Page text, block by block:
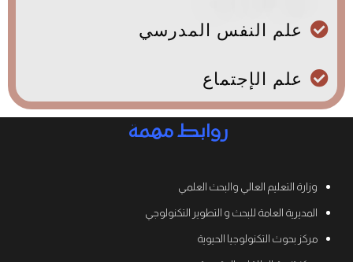
علم النفس المدرسي
علم الإجتماع
روابط مهمة
وزارة التعليم العالي والبحث العلمي
المديرية العامة للبحث و التطوير التكنولوجي
مركز بحوث التكنولوجيا الحيوية